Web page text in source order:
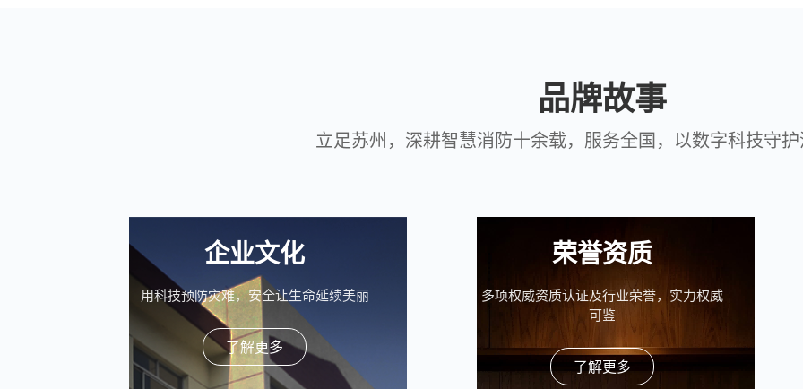
品牌故事
立足苏州，深耕智慧消防十余载，服务全国，以数字科技守
企业文化
用科技预防灾难，安全让生命延续美丽
了解更多
荣誉资质
多项权威资质认证及行业荣誉，实力权威
可鉴
了解更多